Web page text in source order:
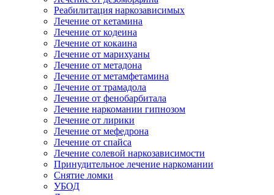
Реабилитация наркозависимых
Лечение от кетамина
Лечение от кодеина
Лечение от кокаина
Лечение от марихуаны
Лечение от метадона
Лечение от метамфетамина
Лечение от трамадола
Лечение от фенобарбитала
Лечение наркомании гипнозом
Лечение от лирики
Лечение от мефедрона
Лечение от спайса
Лечение солевой наркозависимости
Принудительное лечение наркомании
Снятие ломки
УБОД